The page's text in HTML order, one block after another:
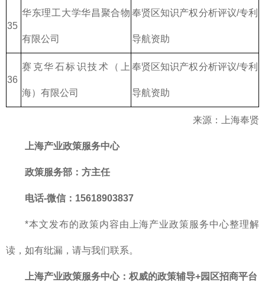
35
华东理工大学华昌聚合物
有限公司
奉贤区知识产权分析评议/专利
导航资助
36
赛克华石标识技术（上
海）有限公司
奉贤区知识产权分析评议/专利
导航资助
来源：上海奉贤
上海产业政策服务中心
政策服务部 ：方主任
电话-微信：15618903837
*本文发布的政策内容由上海产业政策服务中心整理解
读，如有纰漏，请与我们联系。
上海产业政策服务中心： 权威的政策辅导+园区招商平台